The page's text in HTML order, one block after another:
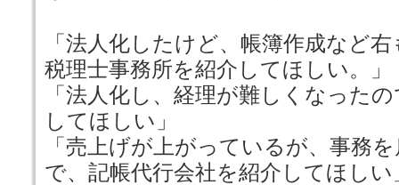
「法人化したけど、帳簿作成など
税理士事務所を紹介してほしい。」
「法人化し、経理が難しくなった
してほしい」
「売上げが上がっているが、事務
で、記帳代行会社を紹介してほしい